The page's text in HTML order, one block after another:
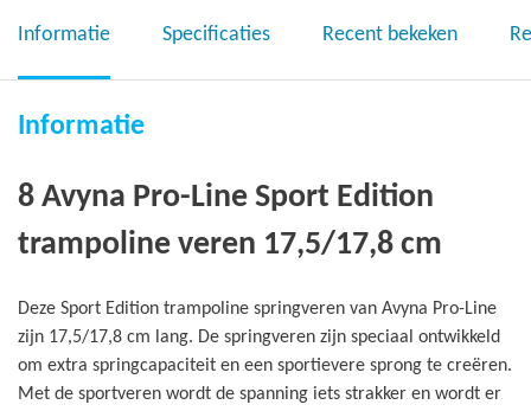
Informatie Specificaties Recent bekeken
Informatie
8 Avyna Pro-Line Sport Edition
trampoline veren 17,5/17,8 cm
Deze Sport Edition trampoline springveren van Avyna Pro-Line
zijn 17,5/17,8 cm lang. De springveren zijn speciaal ontwikkeld
om extra springcapaciteit en een sportievere sprong te creëren.
Met de sportveren wordt de spanning iets strakker en wordt er